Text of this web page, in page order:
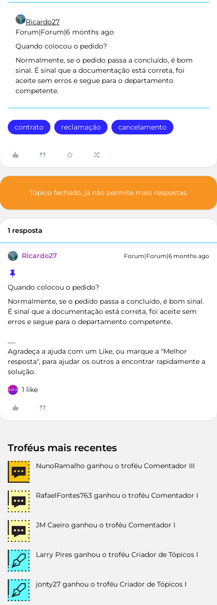
Ricardo27
Forum|Forum|6 months ago
Quando colocou o pedido?
Normalmente, se o pedido passa a concluído, é bom
sinal. É sinal que a documentação está correta, foi
aceite sem erros e segue para o departamento
competente.
contrato reclamação cancelamento
Tópico fechado, já não permite mais respostas.
1 resposta
Ricardo27 Forum|Forum|6 months ago
Quando colocou o pedido?
Normalmente, se o pedido passa a concluído, é bom sinal.
É sinal que a documentação está correta, foi aceite sem
erros e segue para o departamento competente.
Agradeça a ajuda com um Like, ou marque a "Melhor
resposta", para ajudar os outros a encontrar rapidamente a
solução.
1 like
Troféus mais recentes
NunoRamalho ganhou o troféu Comentador III
RafaelFontes763 ganhou o troféu Comentador I
JM Caeiro ganhou o troféu Comentador I
Larry Pires ganhou o troféu Criador de Tópicos I
jonty27 ganhou o troféu Criador de Tópicos I